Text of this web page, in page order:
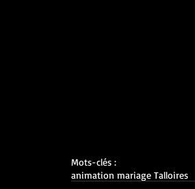
Mots-clés :
animation mariage Talloires